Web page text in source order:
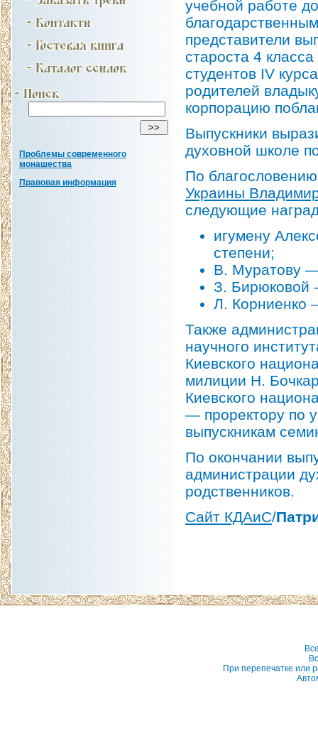
Проблемы современного
монашества
Правовая информация
учебной работе
представители
староста 4
студентов IV
родителей
корпорацию
Выпускники
духовной школе
По
Украины
следующие
игумену
степени;
В. Муратову
З. Бирюковой
Л. Корниенко
Также
научного
Киевского
милиции Н.
Киевского
— проректору по
выпускникам
По окончании
администрации
родственников.
Сайт КДАиС/
При перепечатке или